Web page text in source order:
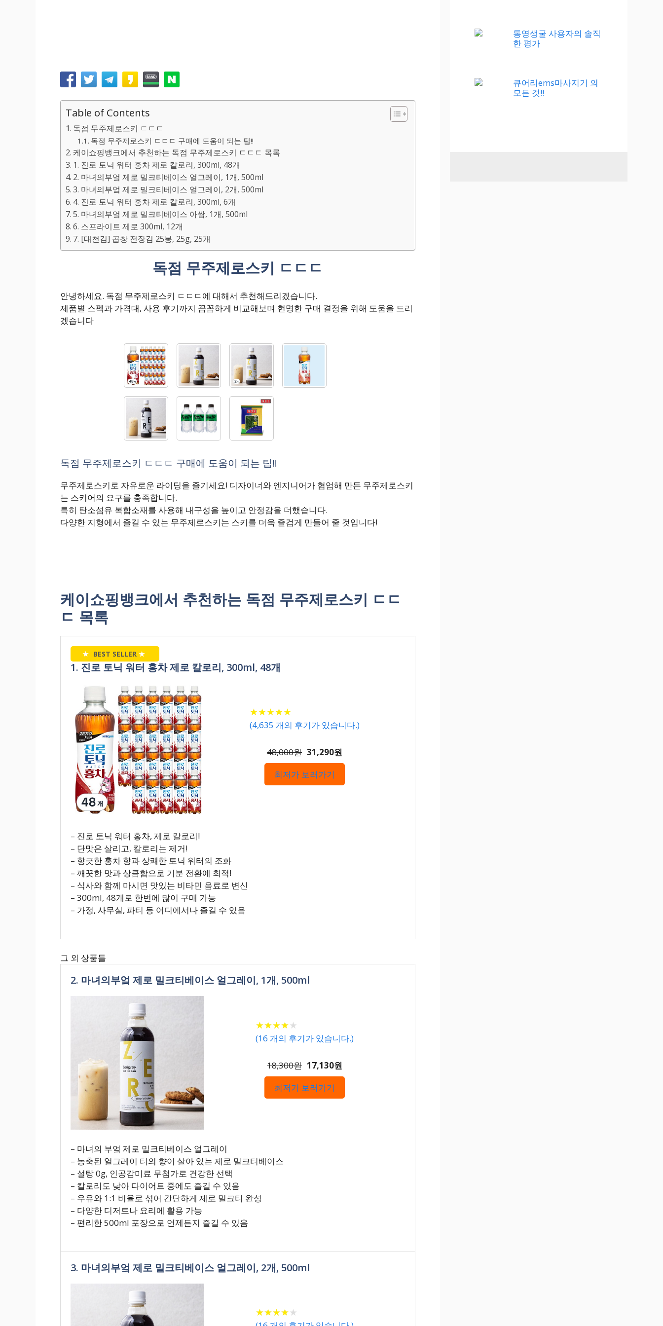
Table of Contents
독점 무주제로스키 ㄷㄷㄷ
독점 무주제로스키 ㄷㄷㄷ 구매에 도움이 되는 팁!!
케이쇼핑뱅크에서 추천하는 독점 무주제로스키 ㄷㄷㄷ 목록
1. 진로 토닉 워터 홍차 제로 칼로리, 300ml, 48개
2. 마녀의부엌 제로 밀크티베이스 얼그레이, 1개, 500ml
3. 마녀의부엌 제로 밀크티베이스 얼그레이, 2개, 500ml
4. 진로 토닉 워터 홍차 제로 칼로리, 300ml, 6개
5. 마녀의부엌 제로 밀크티베이스 아쌈, 1개, 500ml
6. 스프라이트 제로 300ml, 12개
7. [대천김] 곱창 전장김 25봉, 25g, 25개
독점 무주제로스키 ㄷㄷㄷ
안녕하세요. 독점 무주제로스키 ㄷㄷㄷ에 대해서 추천해드리겠습니다.
제품별 스펙과 가격대, 사용 후기까지 꼼꼼하게 비교해보며 현명한 구매 결정을 위해 도움을 드리
겠습니다
독점 무주제로스키 ㄷㄷㄷ 구매에 도움이 되는 팁!!
무주제로스키로 자유로운 라이딩을 즐기세요! 디자이너와 엔지니어가 협업해 만든 무주제로스키
는 스키어의 요구를 충족합니다.
특히 탄소섬유 복합소재를 사용해 내구성을 높이고 안정감을 더했습니다.
다양한 지형에서 즐길 수 있는 무주제로스키는 스키를 더욱 즐겁게 만들어 줄 것입니다!
케이쇼핑뱅크에서 추천하는 독점 무주제로스키 ㄷㄷ
ㄷ 목록
★ BEST SELLER ★
1. 진로 토닉 워터 홍차 제로 칼로리, 300ml, 48개
★★★★★
★★★★★
(4,635 개의 후기가 있습니다.)
48,000원 31,290원
최저가 보러가기
– 진로 토닉 워터 홍차, 제로 칼로리!
– 단맛은 살리고, 칼로리는 제거!
– 향긋한 홍차 향과 상쾌한 토닉 워터의 조화
– 깨끗한 맛과 상큼함으로 기분 전환에 최적!
– 식사와 함께 마시면 맛있는 비타민 음료로 변신
– 300ml, 48개로 한번에 많이 구매 가능
– 가정, 사무실, 파티 등 어디에서나 즐길 수 있음
그 외 상품들
2. 마녀의부엌 제로 밀크티베이스 얼그레이, 1개, 500ml
★★★★★
★★★★★
(16 개의 후기가 있습니다.)
18,300원 17,130원
최저가 보러가기
– 마녀의 부엌 제로 밀크티베이스 얼그레이
– 농축된 얼그레이 티의 향이 살아 있는 제로 밀크티베이스
– 설탕 0g, 인공감미료 무첨가로 건강한 선택
– 칼로리도 낮아 다이어트 중에도 즐길 수 있음
– 우유와 1:1 비율로 섞어 간단하게 제로 밀크티 완성
– 다양한 디저트나 요리에 활용 가능
– 편리한 500ml 포장으로 언제든지 즐길 수 있음
3. 마녀의부엌 제로 밀크티베이스 얼그레이, 2개, 500ml
★★★★★
★★★★★
통영생굴 사용자의 솔직
한 평가
큐어리ems마사지기 의
모든 것!!